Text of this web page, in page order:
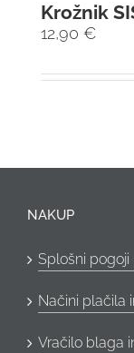
Krožnik
12,90 €
NAKUP
Splošni pogoji
Načini plačila
Vračilo blaga